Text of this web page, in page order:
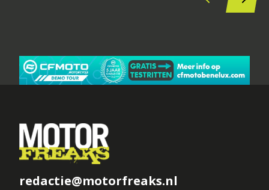
redactie@motorfreaks.nl